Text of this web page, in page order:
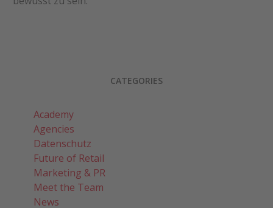
CATEGORIES
Academy
Agencies
Datenschutz
Future of Retail
Marketing & PR
Meet the Team
News